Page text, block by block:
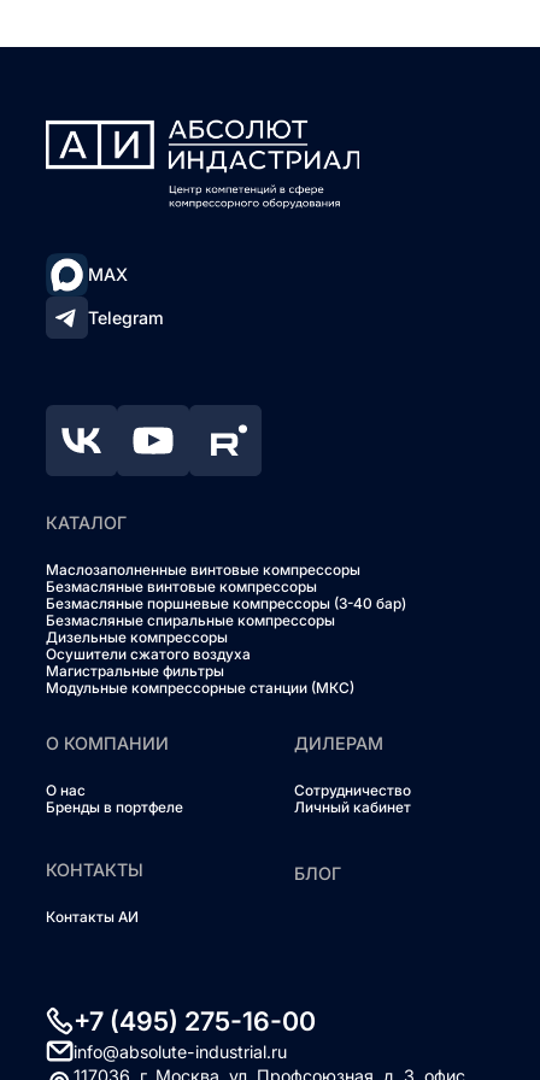
MAX
Telegram
КАТАЛОГ
Маслозаполненные винтовые компрессоры
Безмасляные винтовые компрессоры
Безмасляные поршневые компрессоры (3-40 бар)
Безмасляные спиральные компрессоры
Дизельные компрессоры
Осушители сжатого воздуха
Магистральные фильтры
Модульные компрессорные станции (МКС)
О КОМПАНИИ
О нас
Бренды в портфеле
ДИЛЕРАМ
Сотрудничество
Личный кабинет
КОНТАКТЫ
Контакты АИ
БЛОГ
+7 (495) 275-16-00
info@absolute-industrial.ru